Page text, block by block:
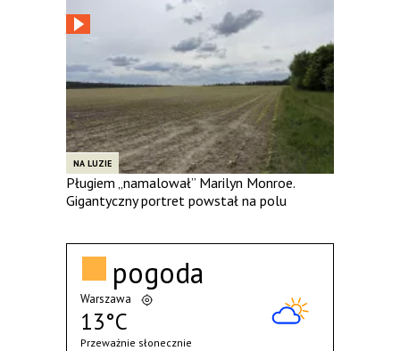
NA LUZIE
Pługiem „namalował” Marilyn Monroe.
Gigantyczny portret powstał na polu
pogoda
Warszawa
13°C
Przeważnie słonecznie